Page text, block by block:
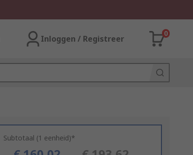
Inloggen / Registreer
0
Subtotaal (1 eenheid)*